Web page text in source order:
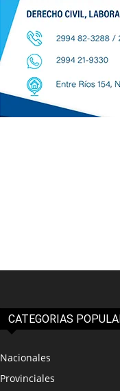
CATEGORIAS
Nacionales
Provinciales